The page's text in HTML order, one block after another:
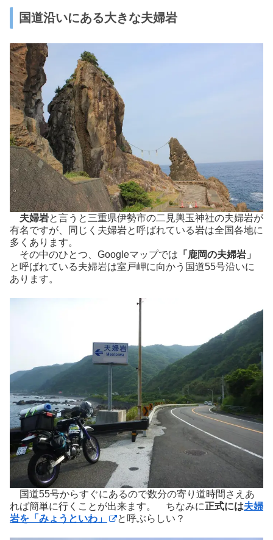
国道沿いにある大きな夫婦岩
夫婦岩と言うと三重県伊勢市の二見輿玉神社の夫婦岩が
有名ですが、同じく夫婦岩と呼ばれている岩は全国各地に
多くあります。
その中のひとつ、Googleマップでは 「鹿岡の夫婦岩」
と呼ばれている夫婦岩は室戸岬に向かう国道55号沿いに
あります。
国道55号からすぐにあるので数分の寄り道時間さえあ
れば簡単に行くことが出来ます。 ちなみに正式には夫婦
岩を「みょうといわ」
と呼ぶらしい？